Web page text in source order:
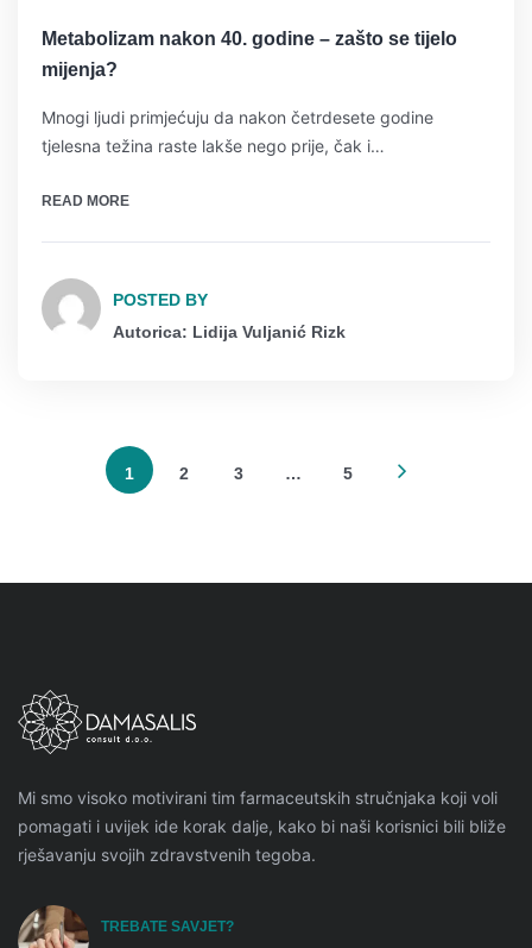
Metabolizam nakon 40. godine – zašto se tijelo
mijenja?
Mnogi ljudi primjećuju da nakon četrdesete godine
tjelesna težina raste lakše nego prije, čak i…
READ MORE
POSTED BY
Autorica: Lidija Vuljanić Rizk
1 2 3 … 5
Mi smo visoko motivirani tim farmaceutskih stručnjaka koji voli
pomagati i uvijek ide korak dalje, kako bi naši korisnici bili bliže
rješavanju svojih zdravstvenih tegoba.
TREBATE SAVJET?